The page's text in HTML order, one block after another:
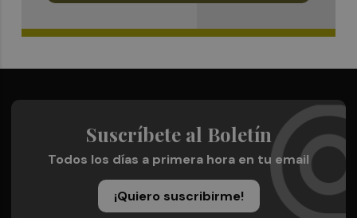
Suscríbete al Boletín
Todos los días a primera hora en tu email
¡Quiero suscribirme!